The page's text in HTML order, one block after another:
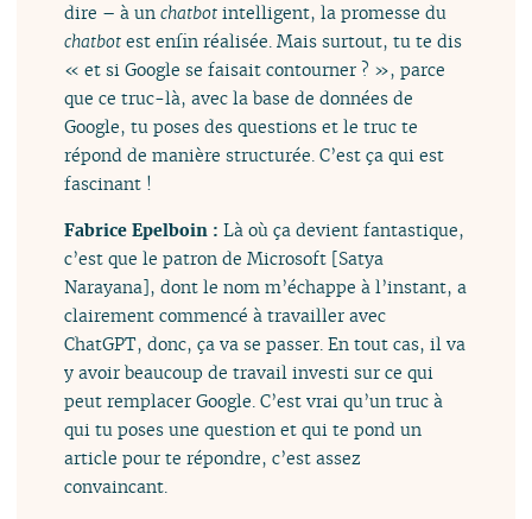
dire – à unchatbot intelligent, la promesse du
chatbot est enfin réalisée. Mais surtout, tu te dis
« et si Google se faisait contourner ? », parce
que ce truc-là, avec la base de données de
Google, tu poses des questions et le truc te
répond de manière structurée. C’est ça qui est
fascinant !
Fabrice Epelboin :Là où ça devient fantastique,
c’est que le patron de Microsoft [Satya
Narayana], dont le nom m’échappe à l’instant, a
clairement commencé à travailler avec
ChatGPT, donc, ça va se passer. En tout cas, il va
y avoir beaucoup de travail investi sur ce qui
peut remplacer Google. C’est vrai qu’un truc à
qui tu poses une question et qui te pond un
article pour te répondre, c’est assez
convaincant.